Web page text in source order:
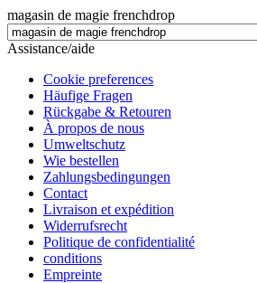
magasin de magie frenchdrop
Assistance/aide
Cookie preferences
Häufige Fragen
Rückgabe & Retouren
À propos de nous
Umweltschutz
Wie bestellen
Zahlungsbedingungen
Contact
Livraison et expédition
Widerrufsrecht
Politique de confidentialité
conditions
Empreinte